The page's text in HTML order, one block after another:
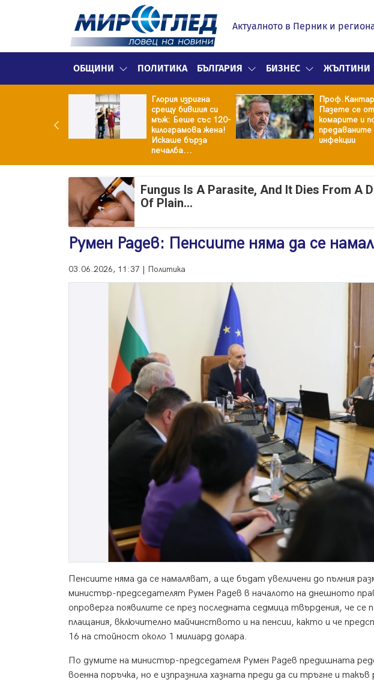
Актуалното в Перник и
ОБЩИНИ ПОЛИТИКА БЪЛГАРИЯ БИЗНЕС ЖЪЛТИНИ
Глория изригна
срещу бившия си
мъж: Беше със 120-
килограмова жена!
Искаше бърза
печалба...
Пазете се от
комарите и
предаваните
инфекции
Fungus Is A Parasite, And It Dies From A
Of Plain...
Румен Радев: Пенсиите няма да се
03.06.2026, 11:37 | Политика
Пенсиите няма да се намаляват, а ще бъдат увеличени до пълния
министър-председателят Румен Радев в началото на днешното
опроверга появилите се през последната седмица твърдения, че се
плащания, включително майчинството и на пенсии, както и че
16 на стойност около 1 милиард долара.
По думите на министър-председателя Румен Радев предишната
военна поръчка, но е изпразнила хазната преди да си тръгне и такъв